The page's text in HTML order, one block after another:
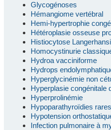
Glycogénoses
Hémangiome vertébral
Hemi-hypertrophie
Hétéroplasie osseuse
Histiocytose
Homocystinurie
Hydroa vacciniforme
Hydrops
Hyperglycinémie non
Hyperplasie congénitale
Hyperprolinémie
Hypoparathyroïdies rares
Hypotension
Infection pulmonaire à